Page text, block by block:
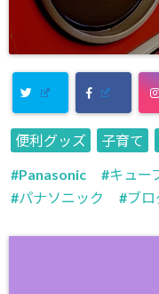
便利グッズ 子育て
Panasonic
キュー
パナソニック
ブロ